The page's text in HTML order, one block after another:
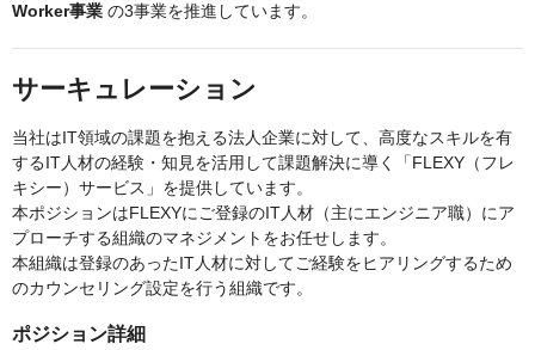
Worker事業 の3事業を推進しています。
サーキュレーション
当社はIT領域の課題を抱える法人企業に対して、高度なスキルを有
するIT人材の経験・知見を活用して課題解決に導く「FLEXY（フレ
キシー）サービス」を提供しています。
本ポジションはFLEXYにご登録のIT人材（主にエンジニア職）にア
プローチする組織のマネジメントをお任せします。
本組織は登録のあったIT人材に対してご経験をヒアリングするため
のカウンセリング設定を行う組織です。
ポジション詳細